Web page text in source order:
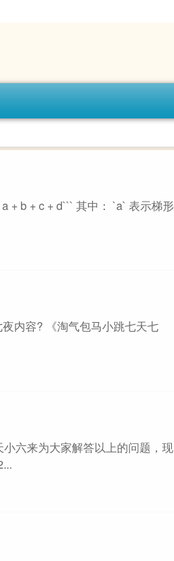
+ b + c + d``` 其中： `a` 表示梯形
内容? 《淘气包马小跳七天七
六来为大家解答以上的问题，现